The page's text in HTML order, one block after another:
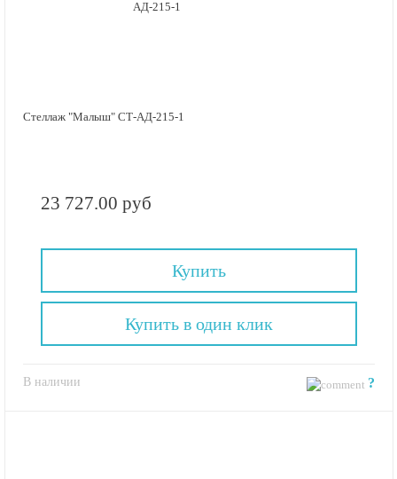
Стеллаж "Малыш" СТ-АД-215-1
23 727.00 руб
Купить
В наличии ?
Купить в один клик